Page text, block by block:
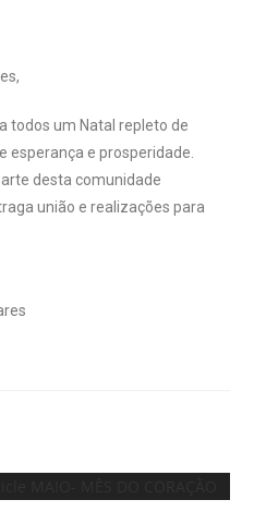
todos um Natal repleto de
esperança e prosperidade.
desta comunidade
união e realizações para